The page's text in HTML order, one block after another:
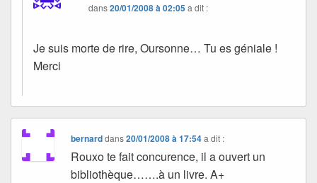
dans20/01/2008 à 02:05a dit :
Je suis morte de rire, Oursonne… Tu es géniale !
Merci
bernarddans20/01/2008 à 17:54 a dit :
Rouxo te fait concurence, il a ouvert un
bibliothèque…….à un livre. A+